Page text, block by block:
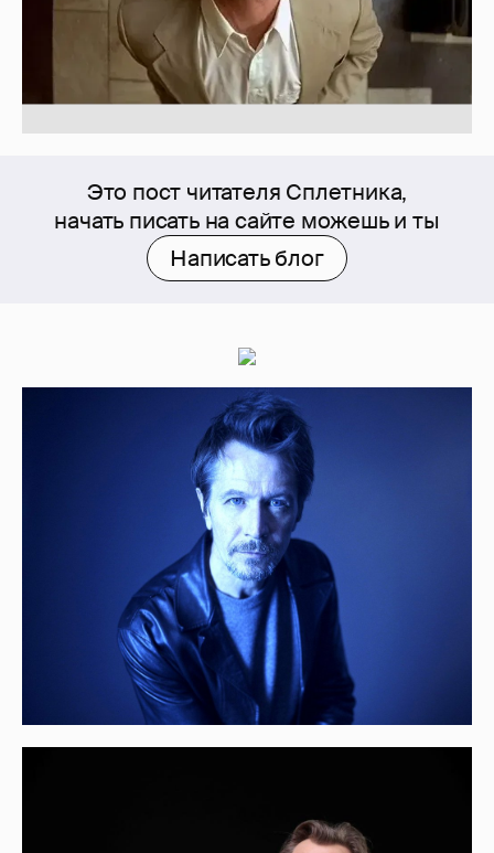
Это пост читателя Сплетника,
начать писать на сайте можешь и ты
Написать блог